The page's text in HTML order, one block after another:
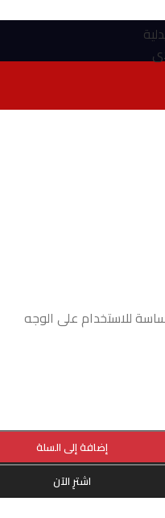
للاستخدام على الوجه
إضافة إلى السلة
اشترِ الآن